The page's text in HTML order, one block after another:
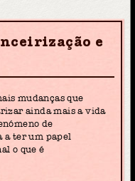
e
mudanças que
ainda mais a vida
de
a ter um papel
o que é